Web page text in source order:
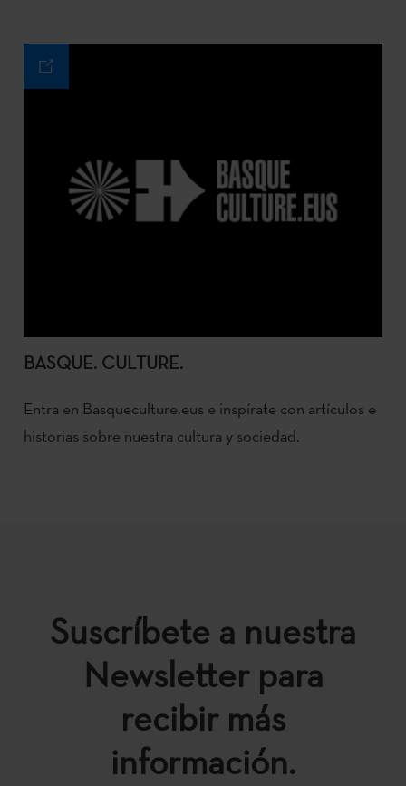
BASQUE. CULTURE.
Entra en Basqueculture.eus e inspírate con artículos e
historias sobre nuestra cultura y sociedad.
Suscríbete a nuestra
Newsletter para
recibir más
información.